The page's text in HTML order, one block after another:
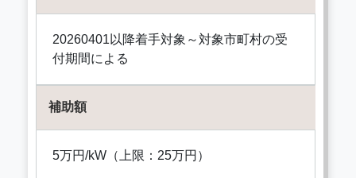
20260401以降着手対象～対象市町村の受
付期間による
補助額
5万円/kW（上限：25万円）